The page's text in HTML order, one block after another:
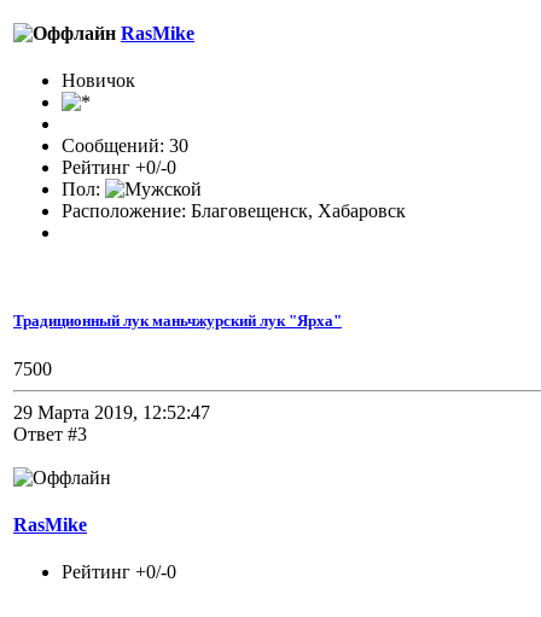
RasMike
Новичок
Сообщений: 30
Рейтинг +0/-0
Пол:
Расположение: Благовещенск, Хабаровск
Традиционный лук маньчжурский лук "Ярха"
7500
29 Марта 2019, 12:52:47
Ответ #3
RasMike
Рейтинг +0/-0